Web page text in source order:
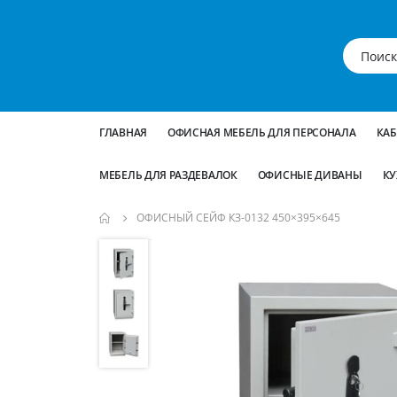
ГЛАВНАЯ ОФИСНАЯ МЕБЕЛЬ ДЛЯ ПЕРСОНАЛА
МЕБЕЛЬ ДЛЯ РАЗДЕВАЛОК ОФИСНЫЕ ДИВАНЫ
ОФИСНЫЙ СЕЙФ КЗ-0132 450×395×645
Пропустить
перейти
галереям
изображений